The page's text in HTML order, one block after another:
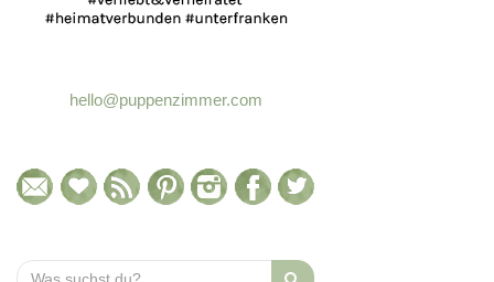
hello@puppenzimmer.com
Search